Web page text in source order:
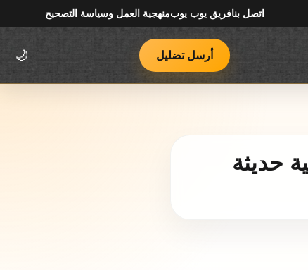
اتصل بنافريق يوب يوبمنهجية العمل وسياسة التصحيح
أرسل تضليل 🌙
حديثة